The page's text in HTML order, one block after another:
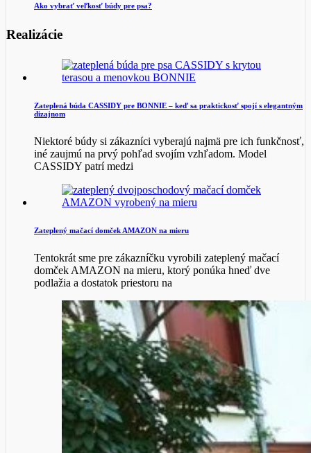
Ako vybrať veľkosť búdy pre psa?
Realizácie
Zateplená búda CASSIDY pre BONNIE – keď sa praktickosť spojí s elegantným
dizajnom
Niektoré búdy si zákazníci vyberajú najmä pre ich funkčnosť,
iné zaujmú na prvý pohľad svojím vzhľadom. Model
CASSIDY patrí medzi
Zateplený mačací domček AMAZON na mieru
Tentokrát sme pre zákazníčku vyrobili zateplený mačací
domček AMAZON na mieru, ktorý ponúka hneď dve
podlažia a dostatok priestoru na